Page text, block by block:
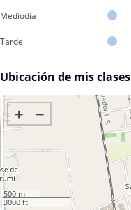
Mediodía
Tarde
Ubicación de mis clases
+ −
500 m
3000 ft